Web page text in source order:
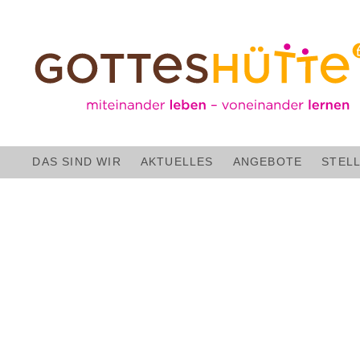
DAS SIND WIR AKTUELLES ANGEBOTE